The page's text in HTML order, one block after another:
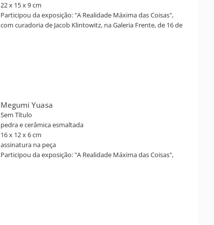
22 x 15 x 9 cm
Participou da exposição: "A Realidade Máxima das Coisas",
com curadoria de Jacob Klintowitz, na Galeria Frente, de 16 de
Megumi Yuasa
Sem Título
pedra e cerâmica esmaltada
16 x 12 x 6 cm
assinatura na peça
Participou da exposição: "A Realidade Máxima das Coisas",